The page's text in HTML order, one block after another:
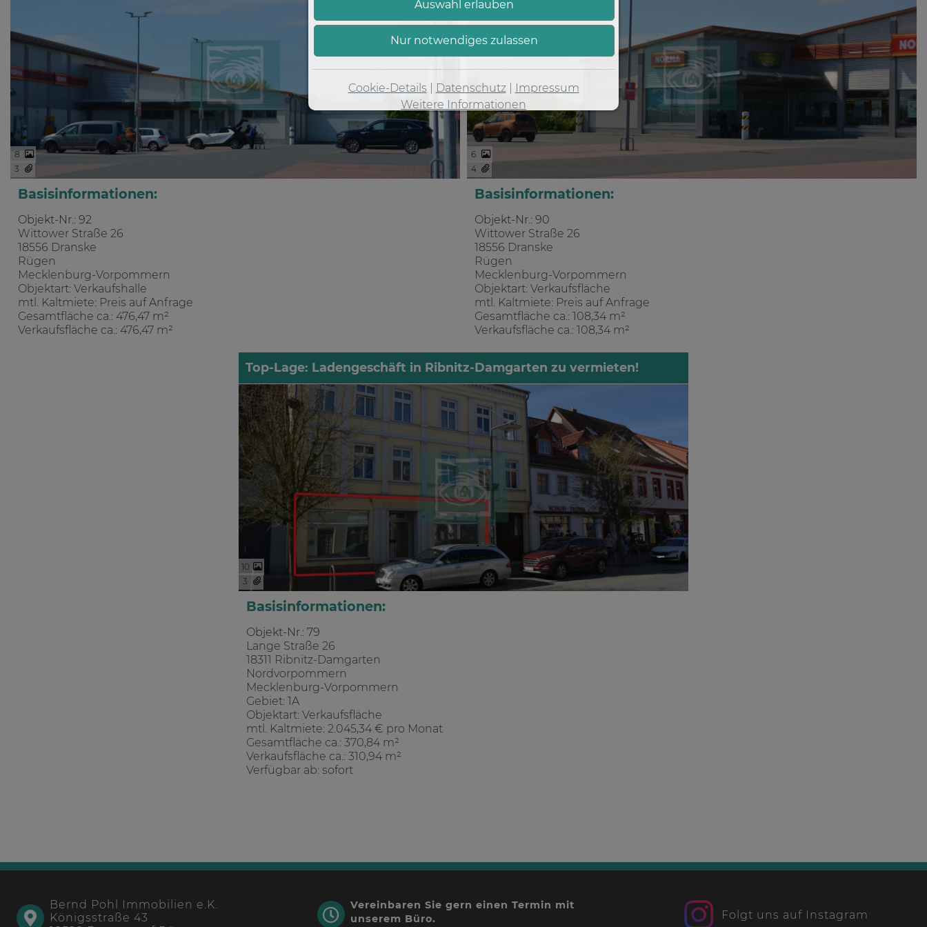
3
8
Basisinformationen:
Objekt-Nr.: 92
Wittower Straße 26
18556 Dranske
Rügen
Mecklenburg-Vorpommern
Objektart: Verkaufshalle
mtl. Kaltmiete: Preis auf Anfrage
Gesamtfläche ca.: 476,47 m²
Verkaufsfläche ca.: 476,47 m²
4
6
Basisinformationen:
Objekt-Nr.: 90
Wittower Straße 26
18556 Dranske
Rügen
Mecklenburg-Vorpommern
Objektart: Verkaufsfläche
mtl. Kaltmiete: Preis auf Anfrage
Gesamtfläche ca.: 108,34 m²
Verkaufsfläche ca.: 108,34 m²
Top-Lage: Ladengeschäft in Ribnitz-Damgarten zu vermieten!
3
10
Basisinformationen:
Objekt-Nr.: 79
Lange Straße 26
18311 Ribnitz-Damgarten
Nordvorpommern
Mecklenburg-Vorpommern
Gebiet: 1A
Objektart: Verkaufsfläche
mtl. Kaltmiete: 2.045,34 € pro Monat
Gesamtfläche ca.: 370,84 m²
Verkaufsfläche ca.: 310,94 m²
Verfügbar ab: sofort
Bernd Pohl Immobilien e.K.
Königsstraße 43
Vereinbaren Sie gern einen Termin mit
unserem Büro.
Folgt uns auf Instagram
Cookie-Details Datenschutz|
Impressum
Weitere Informationen
zugelassen und keine Drittanbieter-Inhalte.
Sie können Ihre Cookie-Einstellung jederzeit
ändern:
Cookie-Details|Datenschutz|Impressum